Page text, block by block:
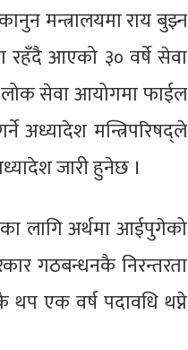
मन्त्रालयमा राय बुझ्न
रहँदै आएको ३० वर्षे सेवा
लोक सेवा आयोगमा फाईल
अध्यादेश मन्त्रिपरिषद्ले
जारी हुनेछ ।
लागि अर्थमा आईपुगेको
गठबन्धनकै निरन्तरता
थप एक वर्ष पदावधि थप्ने